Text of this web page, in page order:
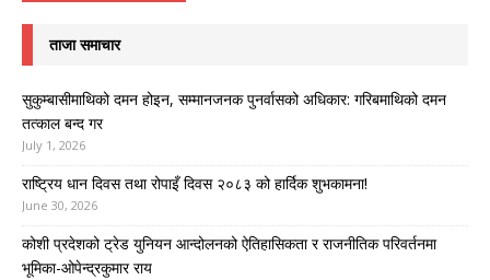
ताजा समाचार
सुकुम्बासीमाथिको दमन होइन, सम्मानजनक पुनर्वासको अधिकार: गरिबमाथिको दमन
तत्काल बन्द गर
July 1, 2026
राष्ट्रिय धान दिवस तथा रोपाइँ दिवस २०८३ को हार्दिक शुभकामना!
June 30, 2026
कोशी प्रदेशको ट्रेड युनियन आन्दोलनको ऐतिहासिकता र राजनीतिक परिवर्तनमा
भूमिका-ओपेन्द्रकुमार राय